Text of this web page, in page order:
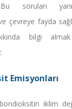
soruları
çevreye fayda
bilgi
Emisyonları
iklim